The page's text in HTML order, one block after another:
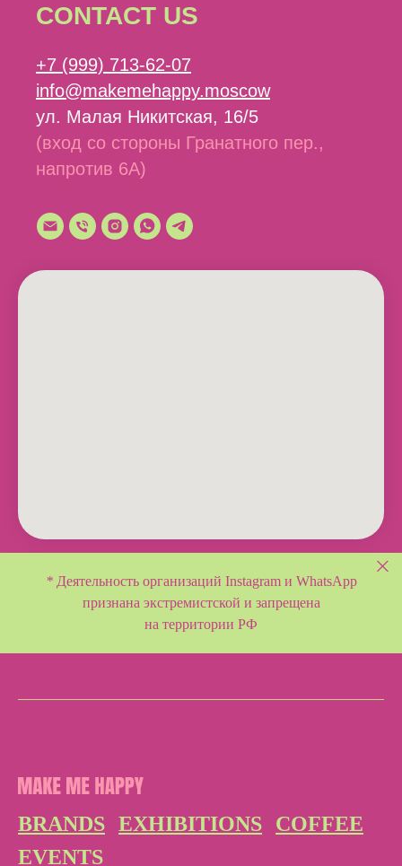
CONTACT US
+7 (999) 713-62-07
info@makemehappy.moscow
ул. Малая Никитская, 16/5
(вход со стороны Гранатного пер.,
напротив 6А)
*Деятельность организаций Instagram и WhatsApp
признана экстремистской и запрещена
на территории РФ
BRANDS EXHIBITIONS
COFFEE
EVENTS